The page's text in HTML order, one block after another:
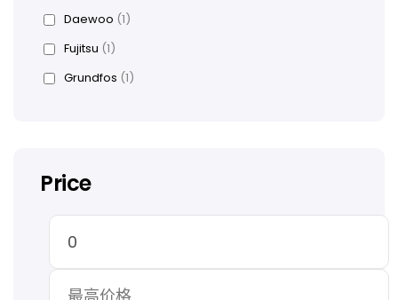
Daewoo (1)
Fujitsu (1)
Grundfos (1)
Price